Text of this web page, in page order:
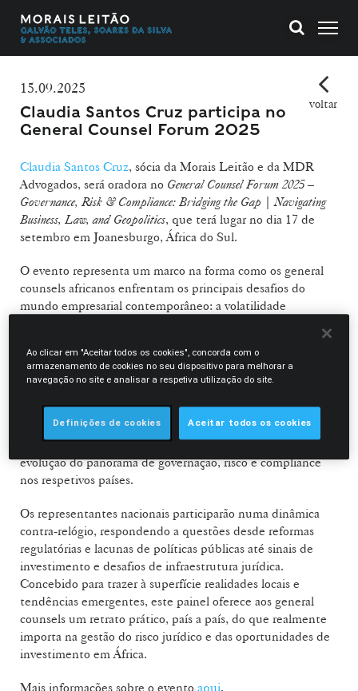
15.09.2025
Claudia Santos Cruz participa no
General Counsel Forum 2025
voltar
Claudia Santos Cruz, sócia da Morais Leitão e da MDR
Advogados, será oradora no General Counsel Forum 2025 –
Governance, Risk & Compliance: Bridging the Gap | Navigating
Business, Law, and Geopolitics, que terá lugar no dia 17 de
setembro em Joanesburgo, África do Sul.
O evento representa um marco na forma como os general
counsels africanos enfrentam os principais desafios do
mundo empresarial contemporâneo: a volatilidade
Claudia Santos Cruz participa no painel intitulado "
que decorrerá no dia 17 de setembro, às 15h00. Esta sessão
contará com especialistas jurídicos e regulatórios de várias
jurisdições africanas, cada um oferecendo insights sobre a
evolução do panorama de governação, risco e compliance
nos respetivos países.
Os representantes nacionais participarão numa dinâmica
contra-relógio, respondendo a questões desde reformas
regulatórias e lacunas de políticas públicas até sinais de
investimento e desafios de infraestrutura jurídica.
Concebido para trazer à superfície realidades locais e
tendências emergentes, este painel oferece aos general
counsels um retrato prático, país a país, do que realmente
importa na gestão do risco jurídico e das oportunidades de
investimento em África.
Mais informações sobre o evento aqui.
Ao clicar em "Aceitar todos os cookies", concorda com o
armazenamento de cookies no seu dispositivo para melhorar a
navegação no site e analisar a respetiva utilização do site.
Definições de cookies Aceitar todos os cookies